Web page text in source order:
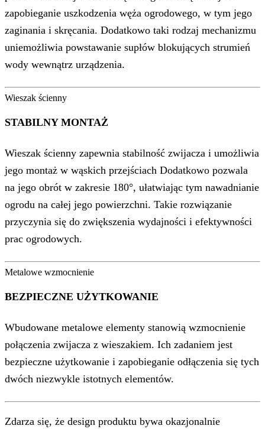
zapobieganie uszkodzenia węża ogrodowego, w tym jego
zaginania i skręcania. Dodatkowo taki rodzaj mechanizmu
uniemożliwia powstawanie supłów blokujących strumień
wody wewnątrz urządzenia.
Wieszak ścienny
STABILNY MONTAŻ
Wieszak ścienny zapewnia stabilność zwijacza i umożliwia
jego montaż w wąskich przejściach Dodatkowo pozwala
na jego obrót w zakresie 180°, ułatwiając tym nawadnianie
ogrodu na całej jego powierzchni. Takie rozwiązanie
przyczynia się do zwiększenia wydajności i efektywności
prac ogrodowych.
Metalowe wzmocnienie
BEZPIECZNE UŻYTKOWANIE
Wbudowane metalowe elementy stanowią wzmocnienie
połączenia zwijacza z wieszakiem. Ich zadaniem jest
bezpieczne użytkowanie i zapobieganie odłączenia się tych
dwóch niezwykle istotnych elementów.
Zdarza się, że design produktu bywa okazjonalnie